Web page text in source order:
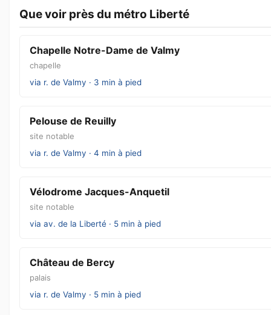
Que voir près du métro Liberté
Chapelle Notre-Dame de Valmy
chapelle
via r. de Valmy · 3 min à pied
Pelouse de Reuilly
site notable
via r. de Valmy · 4 min à pied
Vélodrome Jacques-Anquetil
site notable
via av. de la Liberté · 5 min à pied
Château de Bercy
palais
via r. de Valmy · 5 min à pied